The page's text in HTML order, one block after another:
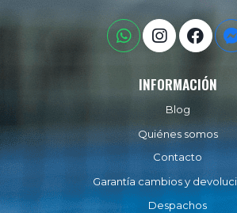
INFORMACIÓN
Blog
Quiénes somos
Contacto
Garantía cambios y
Despachos